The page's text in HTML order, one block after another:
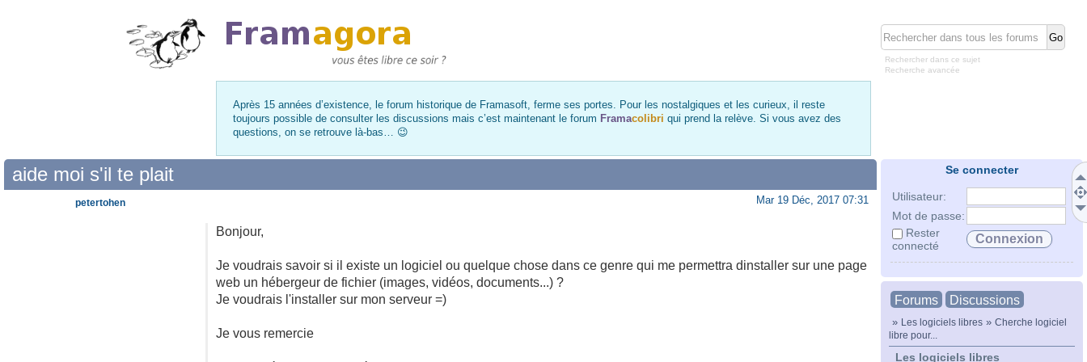
Rechercher dans ce sujet
Recherche avancée
Après 15 années d’existence, le forum historique de Framasoft, ferme ses portes. Pour les nostalgiques et les curieux, il reste
toujours possible de consulter les discussions mais c’est maintenant le forum Framacolibri qui prend la relève. Si vous avez des
questions, on se retrouve là-bas… 😉
Se connecter
Utilisateur:
Mot de passe:
Rester
connecté
Forums Discussions
» Les logiciels libres » Cherche logiciel
libre pour...
Les logiciels libres
aide moi s'il te plait
Mar 19 Déc, 2017 07:31
Bonjour,
Je voudrais savoir si il existe un logiciel ou quelque chose dans ce genre qui me permettra dinstaller sur une page
web un hébergeur de fichier (images, vidéos, documents...) ?
Je voudrais l'installer sur mon serveur =)
Je vous remercie
petertohen